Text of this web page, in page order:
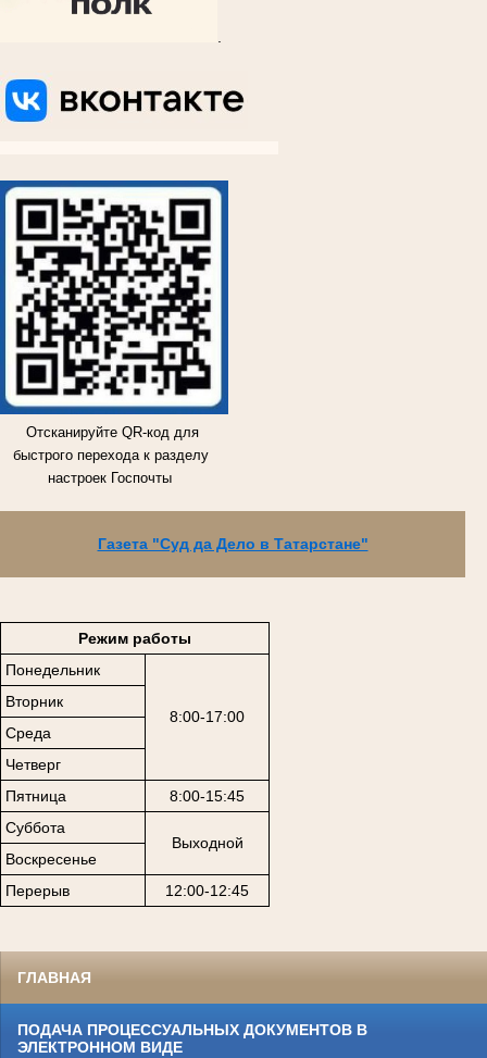
.
Отсканируйте QR-код для
быстрого перехода к разделу
настроек Госпочты
Газета "Суд да Дело в Татарстане"
Режим работы
Понедельник
8:00-17:00
Вторник
Среда
Четверг
Пятница
8:00-15:45
Суббота
Выходной
Воскресенье
Перерыв
12:00-12:45
ГЛАВНАЯ
ПОДАЧА ПРОЦЕССУАЛЬНЫХ ДОКУМЕНТОВ В
ЭЛЕКТРОННОМ ВИДЕ